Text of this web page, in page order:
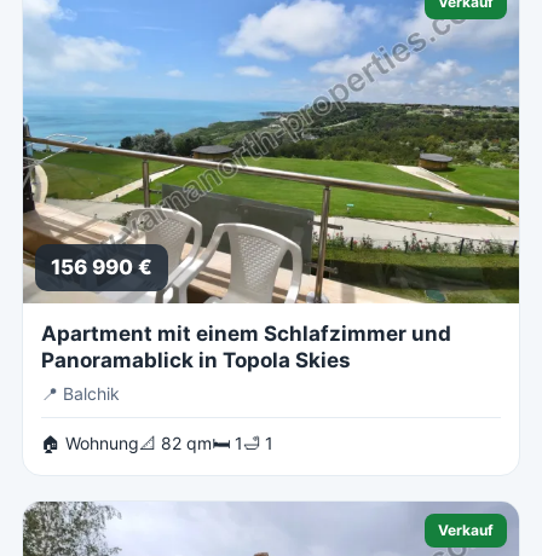
156 990 €
Apartment mit einem Schlafzimmer und
Panoramablick in Topola Skies
📍 Balchik
🏠 Wohnung📐 82 qm🛏 1🛁 1
Verkauf